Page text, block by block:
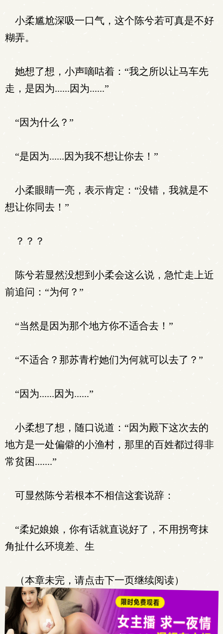
小柔尴尬深吸一口气，这个陈兮若可真是不好
糊弄。
她想了想，小声嘀咕着：“我之所以让马车先
走，是因为......因为......”
“因为什么？”
“是因为......因为我不想让你去！”
小柔眼睛一亮，表示肯定：“没错，我就是不
想让你同去！”
？？？
陈兮若显然没想到小柔会这么说，急忙走上近
前追问：“为何？”
“当然是因为那个地方你不适合去！”
“不适合？那苏青柠她们为何就可以去了？”
“因为......因为......”
小柔想了想，随口说道：“因为殿下这次去的
地方是一处偏僻的小渔村，那里的百姓都过得非
常贫困.......”
可显然陈兮若根本不相信这套说辞：
“柔妃娘娘，你有话就直说好了，不用拐弯抹
角扯什么环境差、生
（本章未完，请点击下一页继续阅读）